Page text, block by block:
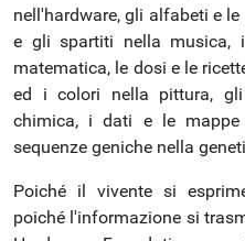
nell'hardware, gli alfabeti e
e gli spartiti nella musica,
matematica, le dosi e le
ed i colori nella pittura,
chimica, i dati e le
sequenze geniche nella
Poiché il vivente si
poiché l'informazione si